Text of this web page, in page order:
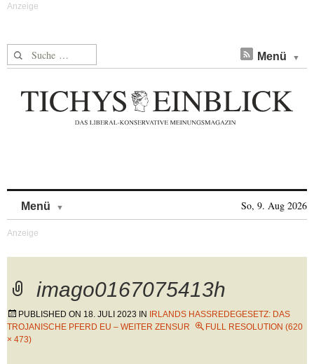
Suche nach: Menü
Menü So, 9. Aug 2026
imago0167075413h
PUBLISHED ON 18. JULI 2023 IN
IRLANDS HASSREDEGESETZ: DAS
TROJANISCHE PFERD EU – WEITER ZENSUR
FULL RESOLUTION (620
× 473)